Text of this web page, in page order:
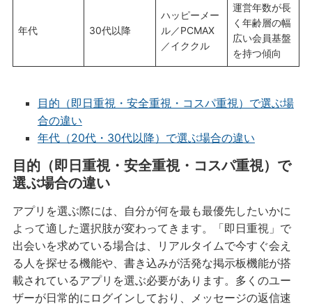
年代 30代以降
ハッピーメー
ル／PCMAX
／イククル
運営年数が長
く年齢層の幅
広い会員基盤
を持つ傾向
目的（即日重視・安全重視・コスパ重視）で選ぶ場
合の違い
年代（20代・30代以降）で選ぶ場合の違い
目的（即日重視・安全重視・コスパ重視）で
選ぶ場合の違い
アプリを選ぶ際には、自分が何を最も最優先したいかに
よって適した選択肢が変わってきます。「即日重視」で
出会いを求めている場合は、リアルタイムで今すぐ会え
る人を探せる機能や、書き込みが活発な掲示板機能が搭
載されているアプリを選ぶ必要があります。多くのユー
ザーが日常的にログインしており、メッセージの返信速